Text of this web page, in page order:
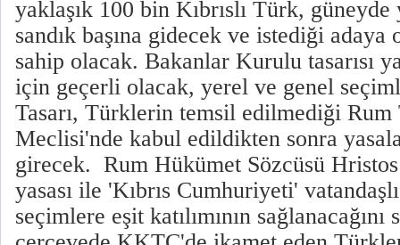
yaklaşık 100 bin Kıbrıslı Türk,
sandık başına gidecek ve istediği adaya
sahip olacak. Bakanlar Kurulu tasarısı
için geçerli olacak, yerel ve genel
Tasarı, Türklerin temsil edilmediği
Meclisi'nde kabul edildikten sonra
girecek. Rum Hükümet Sözcüsü
yasası ile 'Kıbrıs Cumhuriyeti'
seçimlere eşit katılımının